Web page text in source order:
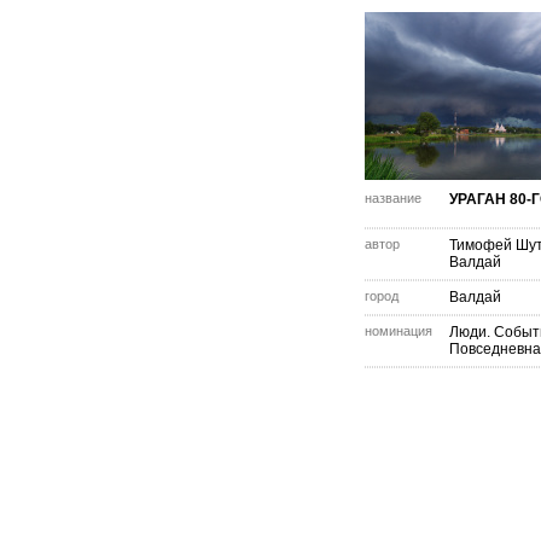
название УРАГАН 80-
автор
Тимофей
Валдай
город Валдай
номинация
Люди.